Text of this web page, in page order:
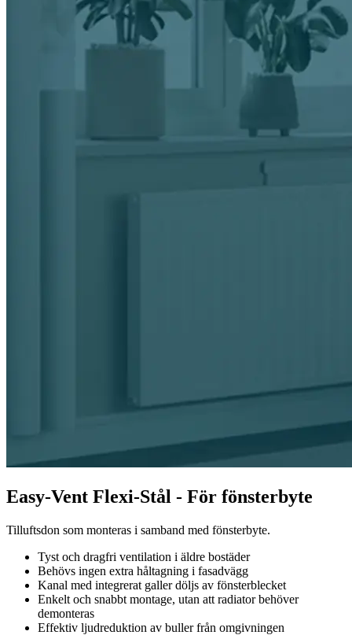
Easy-Vent Flexi-Stål - För fönsterbyte
Tilluftsdon som monteras i samband med fönsterbyte.
Tyst och dragfri ventilation i äldre bostäder
Behövs ingen extra håltagning i fasadvägg
Kanal med integrerat galler döljs av fönsterblecket
Enkelt och snabbt montage, utan att radiator behöver
demonteras
Effektiv ljudreduktion av buller från omgivningen